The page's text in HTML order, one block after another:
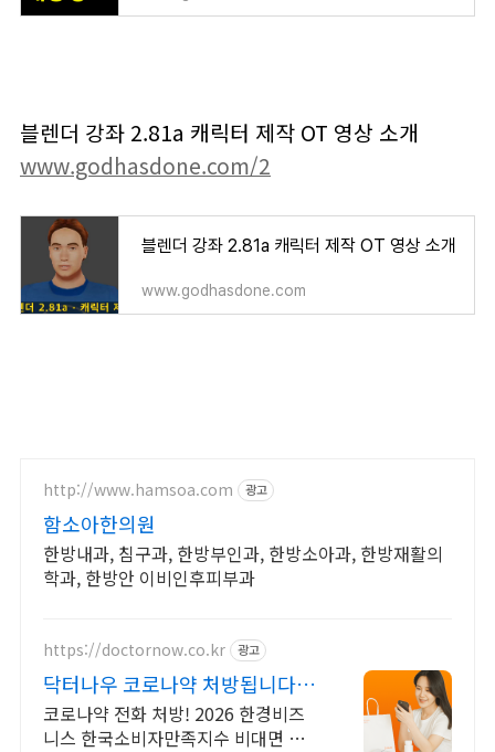
블렌더 강좌 2.81a 캐릭터 제작 OT 영상 소개
www.godhasdone.com/2
블렌더 강좌 2.81a 캐릭터 제작 OT 영상 소개
www.godhasdone.com
http://www.hamsoa.com 광고
함소아한의원
한방내과, 침구과, 한방부인과, 한방소아과, 한방재활의
학과, 한방안 이비인후피부과
https://doctornow.co.kr 광고
닥터나우 코로나약 처방됩니다
365일 24시간 진료가능
코로나약 전화 처방! 2026 한경비즈
니스 한국소비자만족지수 비대면 진